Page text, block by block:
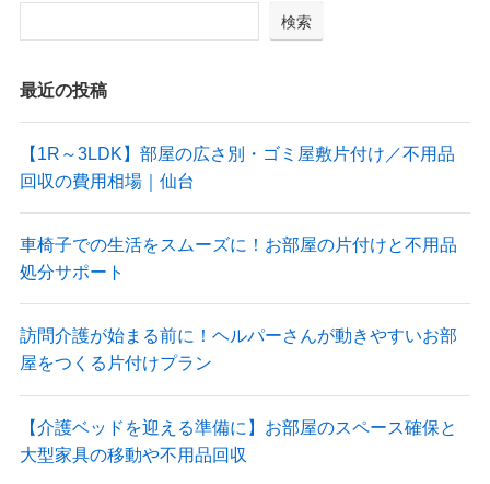
検索
最近の投稿
【1R～3LDK】部屋の広さ別・ゴミ屋敷片付け／不用品
回収の費用相場｜仙台
車椅子での生活をスムーズに！お部屋の片付けと不用品
処分サポート
訪問介護が始まる前に！ヘルパーさんが動きやすいお部
屋をつくる片付けプラン
【介護ベッドを迎える準備に】お部屋のスペース確保と
大型家具の移動や不用品回収